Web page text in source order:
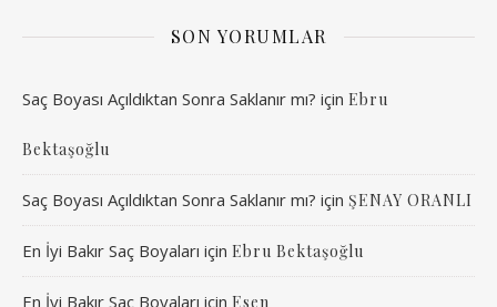
SON YORUMLAR
Saç Boyası Açıldıktan Sonra Saklanır mı? için Ebru
Bektaşoğlu
Saç Boyası Açıldıktan Sonra Saklanır mı? için ŞENAY ORANLI
En İyi Bakır Saç Boyaları için Ebru Bektaşoğlu
En İyi Bakır Saç Boyaları için Esen